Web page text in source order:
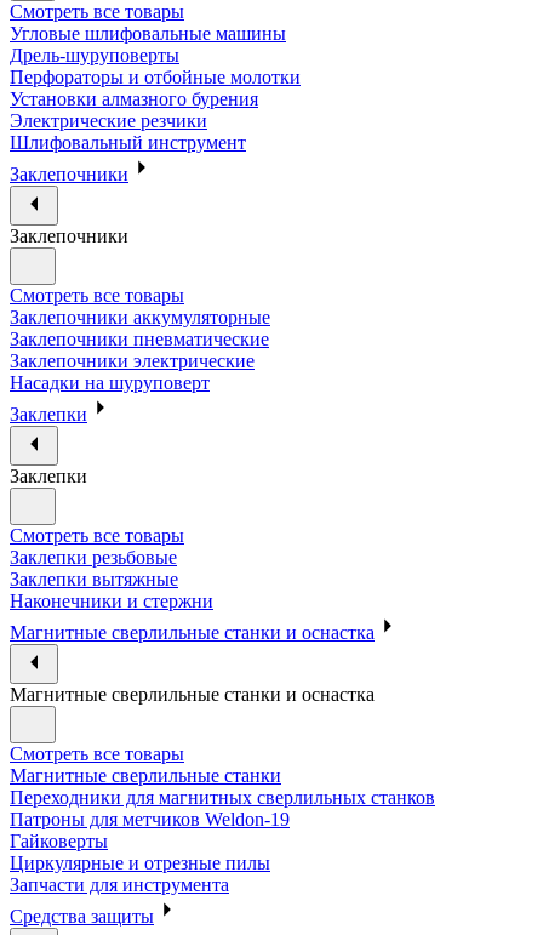
Смотреть все товары
Угловые шлифовальные машины
Дрель-шуруповерты
Перфораторы и отбойные молотки
Установки алмазного бурения
Электрические резчики
Шлифовальный инструмент
Заклепочники
Заклепочники
Смотреть все товары
Заклепочники аккумуляторные
Заклепочники пневматические
Заклепочники электрические
Насадки на шуруповерт
Заклепки
Заклепки
Смотреть все товары
Заклепки резьбовые
Заклепки вытяжные
Наконечники и стержни
Магнитные сверлильные станки и оснастка
Магнитные сверлильные станки и оснастка
Смотреть все товары
Магнитные сверлильные станки
Переходники для магнитных сверлильных станков
Патроны для метчиков Weldon-19
Гайковерты
Циркулярные и отрезные пилы
Запчасти для инструмента
Средства защиты